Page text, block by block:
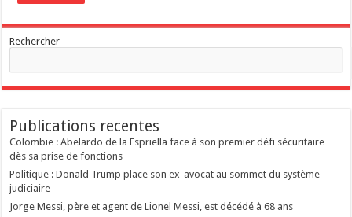
Rechercher
Publications recentes
Colombie : Abelardo de la Espriella face à son premier défi sécuritaire
dès sa prise de fonctions
Politique : Donald Trump place son ex-avocat au sommet du système
judiciaire
Jorge Messi, père et agent de Lionel Messi, est décédé à 68 ans